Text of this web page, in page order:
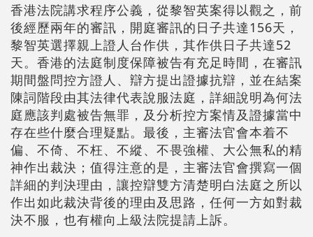
香港法院講求程序公義，從黎智英案得以觀之，前
後經歷兩年的審訊，開庭審訊的日子共達156天，
黎智英選擇親上證人台作供，其作供日子共達52
天。香港的法庭制度保障被告有充足時間，在審訊
期間盤問控方證人、辯方提出證據抗辯，並在結案
陳詞階段由其法律代表說服法庭，詳細說明為何法
庭應該判處被告無罪，及分析控方案情及證據當中
存在些什麼合理疑點。最後，主審法官會本着不
偏、不倚、不枉、不縱、不畏強權、大公無私的精
神作出裁決；值得注意的是，主審法官會撰寫一個
詳細的判決理由，讓控辯雙方清楚明白法庭之所以
作出如此裁決背後的理由及思路，任何一方如對裁
決不服，也有權向上級法院提請上訴。